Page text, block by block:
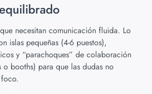
necesitan comunicación fluida. Lo
islas pequeñas (4-6 puestos),
y “parachoques” de colaboración
o booths) para que las dudas no